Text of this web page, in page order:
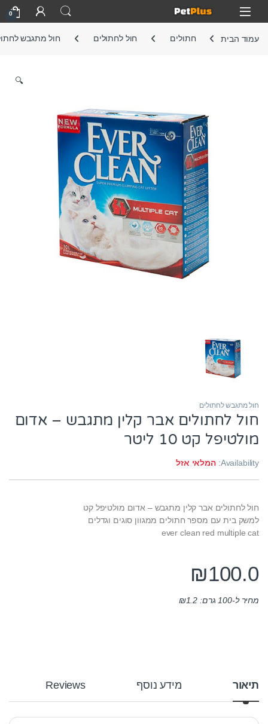
Skip to navigation
Skip to content
Open
0
עמוד הבית חתולים חול לחתולים חול מתגבש
🔍
חול מתגבש לחתולים
חול לחתולים אבר קלין מתגבש – אדום
מולטיפל קט 10 ליטר
Availability: המלאי אזל
חול לחתולים אבר קלין מתגבש – אדום מולטיפל קט
למשק בית עם מספר חתולים ממגוון סוגים וגדלים
ever clean red multiple cat
₪100.0
מחיר ל-100 גרם: ₪1.2
תיאור מידע נוסף Reviews